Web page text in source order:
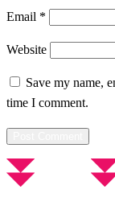
Email *
Website
Save my name,
time I comment.